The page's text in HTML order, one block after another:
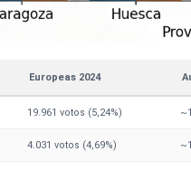
Europeas 2024
19.961 votos (5,24%)
4.031 votos (4,69%)